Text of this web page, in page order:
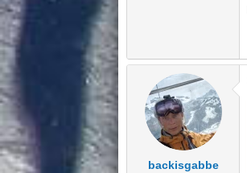
backisgabbe